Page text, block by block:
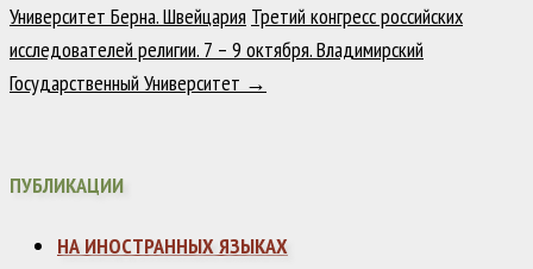
Университет Берна. Швейцария Третий конгресс российских
исследователей религии. 7 – 9 октября. Владимирский
Государственный Университет →
ПУБЛИКАЦИИ
НА ИНОСТРАННЫХ ЯЗЫКАХ